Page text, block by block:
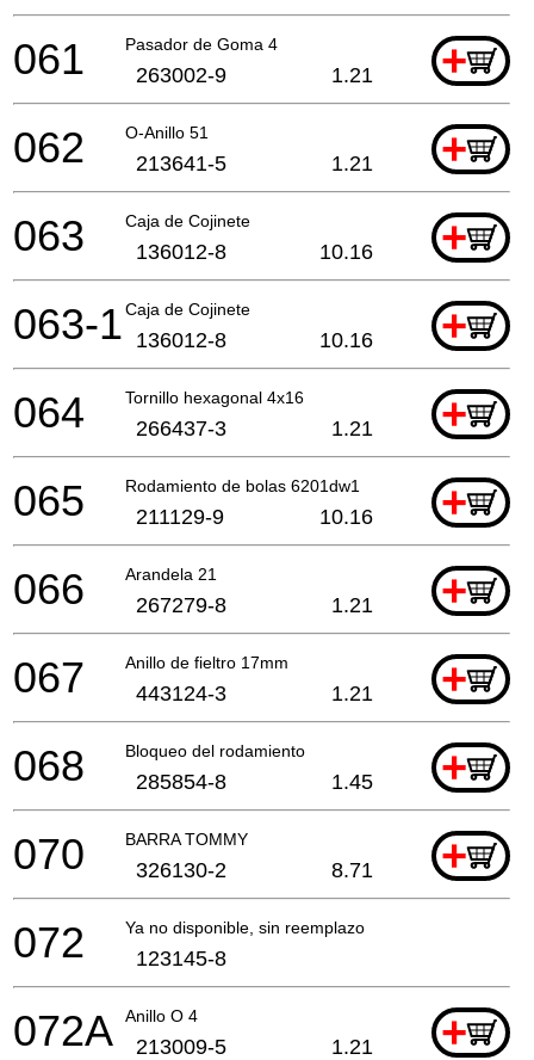
Pasador de Goma 4 +
061 263002-9 1.21
O-Anillo 51 +
062 213641-5 1.21
Caja de Cojinete +
063 136012-8 10.16
Caja de Cojinete +
063-1 136012-8 10.16
Tornillo hexagonal 4x16 +
064 266437-3 1.21
Rodamiento de bolas 6201dw1 +
065 211129-9 10.16
Arandela 21 +
066 267279-8 1.21
Anillo de fieltro 17mm +
067 443124-3 1.21
Bloqueo del rodamiento +
068 285854-8 1.45
BARRA TOMMY +
070 326130-2 8.71
Ya no disponible, sin reemplazo
072 123145-8
Anillo O 4 +
072A 213009-5 1.21